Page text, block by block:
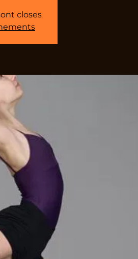
closes